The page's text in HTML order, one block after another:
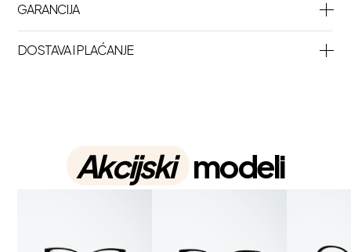
GARANCIJA
DOSTAVA I PLAĆANJE
Akcijski modeli